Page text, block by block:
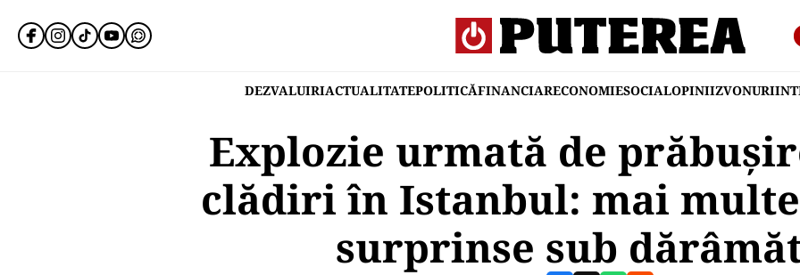
DEZVALUIRIACTUALITATEPOLITICĂFINANCIARECONOMIESOCIALOPINIIZVONURI
Explozie urmată de
clădiri în Istanbul: mai
surprinse sub